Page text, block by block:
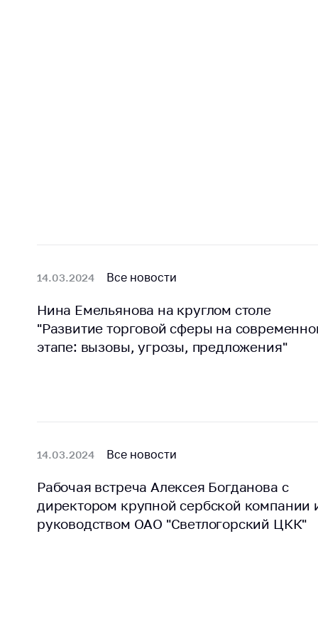
14.03.2024 Все новости
Нина Емельянова на круглом столе
"Развитие торговой сферы на
этапе: вызовы, угрозы, предложения"
14.03.2024 Все новости
Рабочая встреча Алексея Богданова с
директором крупной сербской компании
руководством ОАО "Светлогорский ЦКК"